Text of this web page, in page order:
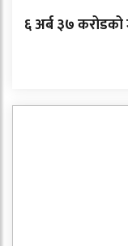
६ अर्ब ३७